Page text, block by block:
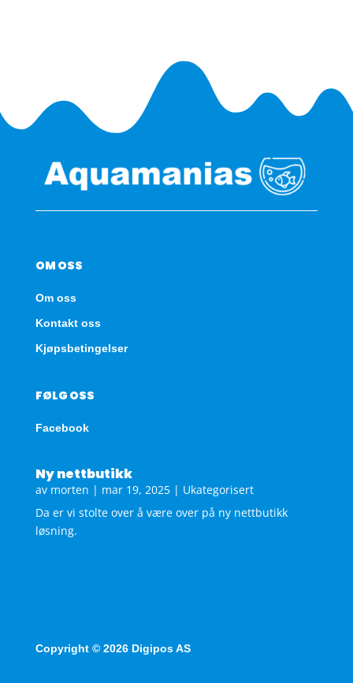
OM OSS
Om oss
Kontakt oss
Kjøpsbetingelser
FØLG OSS
Facebook
Ny nettbutikk
av morten | mar 19, 2025| Ukategorisert
Da er vi stolte over å være over på ny nettbutikk
løsning.
Copyright © 2026 Digipos AS